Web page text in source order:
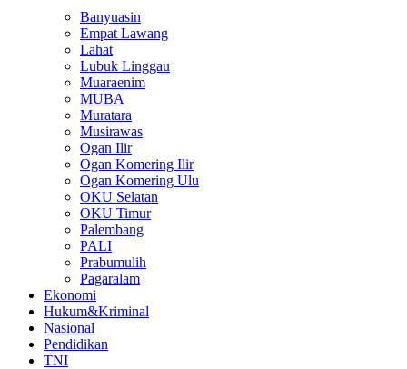
Banyuasin
Empat Lawang
Lahat
Lubuk Linggau
Muaraenim
MUBA
Muratara
Musirawas
Ogan Ilir
Ogan Komering Ilir
Ogan Komering Ulu
OKU Selatan
OKU Timur
Palembang
PALI
Prabumulih
Pagaralam
Ekonomi
Hukum&Kriminal
Nasional
Pendidikan
TNI